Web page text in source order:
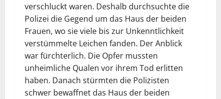
verschluckt waren. Deshalb durchsuchte die
Polizei die Gegend um das Haus der beiden
Frauen, wo sie viele bis zur Unkenntlichkeit
verstümmelte Leichen fanden. Der Anblick
war fürchterlich. Die Opfer mussten
unheimliche Qualen vor ihrem Tod erlitten
haben. Danach stürmten die Polizisten
schwer bewaffnet das Haus der beiden